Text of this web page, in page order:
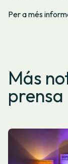
Per a més
Más
prensa